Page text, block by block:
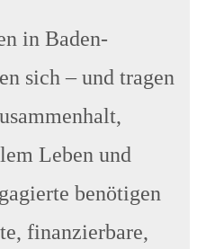
in Baden-
sich – und tragen
Leben und
benötigen
finanzierbare,